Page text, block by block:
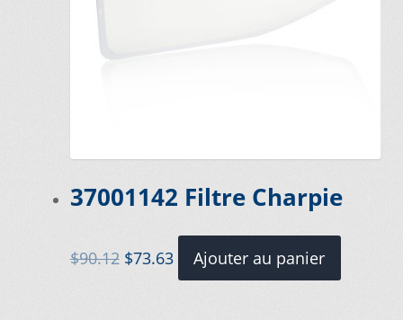
37001142 Filtre Charpie
$90.12 Le
prix
$73.63 Ajouter au panier